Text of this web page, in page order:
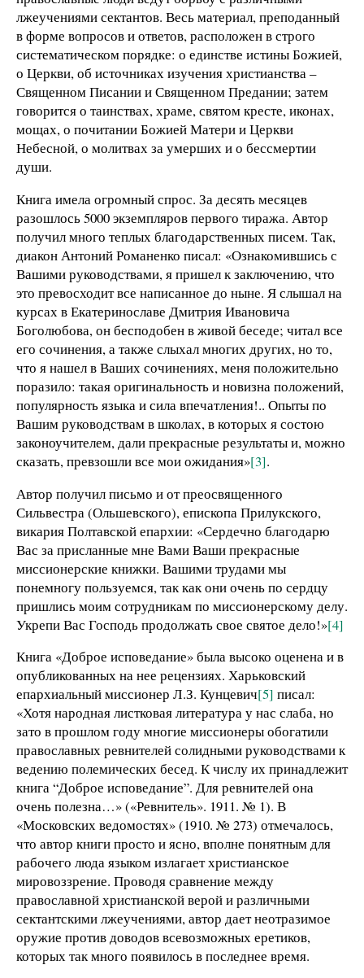
лжеучениями сектантов. Весь материал, преподанный
в форме вопросов и ответов, расположен в строго
систематическом порядке: о единстве истины Божией,
о Церкви, об источниках изучения христианства –
Священном Писании и Священном Предании; затем
говорится о таинствах, храме, святом кресте, иконах,
мощах, о почитании Божией Матери и Церкви
Небесной, о молитвах за умерших и о бессмертии
души.
Книга имела огромный спрос. За десять месяцев
разошлось 5000 экземпляров первого тиража. Автор
получил много теплых благодарственных писем. Так,
диакон Антоний Романенко писал: «Ознакомившись с
Вашими руководствами, я пришел к заключению, что
это превосходит все написанное до ныне. Я слышал на
курсах в Екатеринославе Дмитрия Ивановича
Боголюбова, он бесподобен в живой беседе; читал все
его сочинения, а также слыхал многих других, но то,
что я нашел в Ваших сочинениях, меня положительно
поразило: такая оригинальность и новизна положений,
популярность языка и сила впечатления!.. Опыты по
Вашим руководствам в школах, в которых я состою
законоучителем, дали прекрасные результаты и, можно
сказать, превзошли все мои ожидания»[3].
Автор получил письмо и от преосвященного
Сильвестра (Ольшевского), епископа Прилукского,
викария Полтавской епархии: «Сердечно благодарю
Вас за присланные мне Вами Ваши прекрасные
миссионерские книжки. Вашими трудами мы
понемногу пользуемся, так как они очень по сердцу
пришлись моим сотрудникам по миссионерскому делу.
Укрепи Вас Господь продолжать свое святое дело!»[4]
Книга «Доброе исповедание» была высоко оценена и в
опубликованных на нее рецензиях. Харьковский
епархиальный миссионер Л.З. Кунцевич[5] писал:
«Хотя народная листковая литература у нас слаба, но
зато в прошлом году многие миссионеры обогатили
православных ревнителей солидными руководствами к
ведению полемических бесед. К числу их принадлежит
книга “Доброе исповедание”. Для ревнителей она
очень полезна…» («Ревнитель». 1911. № 1). В
«Московских ведомостях» (1910. № 273) отмечалось,
что автор книги просто и ясно, вполне понятным для
рабочего люда языком излагает христианское
мировоззрение. Проводя сравнение между
православной христианской верой и различными
сектантскими лжеучениями, автор дает неотразимое
оружие против доводов всевозможных еретиков,
которых так много появилось в последнее время.